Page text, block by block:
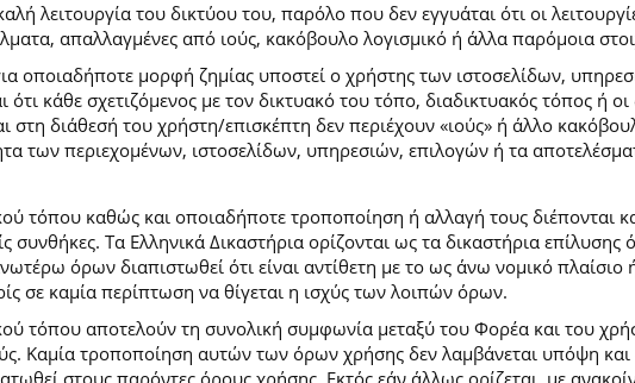
λειτουργία του δικτύου του, παρόλο που δεν εγγυάται ότι οι
απαλλαγμένες από ιούς, κακόβουλο λογισμικό ή άλλα παρόμοια
οποιαδήποτε μορφή ζημίας υποστεί ο χρήστης των ιστοσελίδων,
κάθε σχετιζόμενος με τον δικτυακό του τόπο, διαδικτυακός τόπος ή οι
στη διάθεσή του χρήστη/επισκέπτη δεν περιέχουν «ιούς» ή άλλο
των περιεχομένων, ιστοσελίδων, υπηρεσιών, επιλογών ή τα
τόπου καθώς και οποιαδήποτε τροποποίηση ή αλλαγή τους διέπονται
συνθήκες. Τα Ελληνικά Δικαστήρια ορίζονται ως τα δικαστήρια
όρων διαπιστωθεί ότι είναι αντίθετη με το ως άνω νομικό πλαίσιο ή
σε καμία περίπτωση να θίγεται η ισχύς των λοιπών όρων.
τόπου αποτελούν τη συνολική συμφωνία μεταξύ του Φορέα και του
Καμία τροποποίηση αυτών των όρων χρήσης δεν λαμβάνεται υπόψη και